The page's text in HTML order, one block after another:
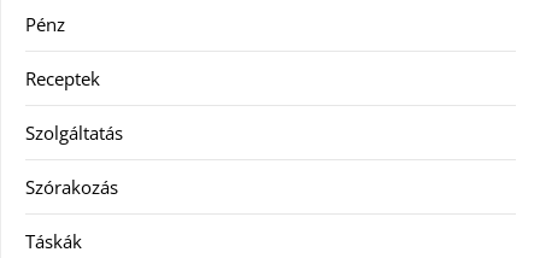
Pénz
Receptek
Szolgáltatás
Szórakozás
Táskák